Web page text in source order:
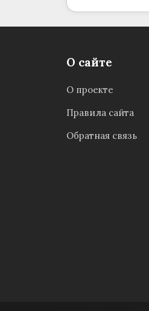
О сайте
О проекте
Правила сайта
Обратная связь